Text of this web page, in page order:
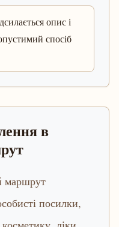
опис і
спосіб
в
маршрут
посилки,